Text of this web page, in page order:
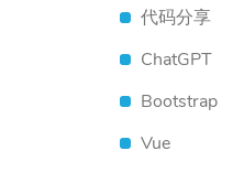
代码分享
ChatGPT
Bootstrap
Vue